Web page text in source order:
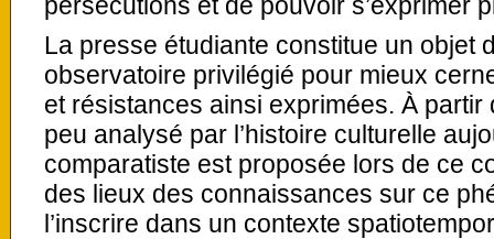
La presse étudiante constitue un objet
observatoire privilégié pour mieux
et résistances ainsi exprimées. À partir
peu analysé par l’histoire culturelle
comparatiste est proposée lors de ce
des lieux des connaissances sur ce
l’inscrire dans un contexte